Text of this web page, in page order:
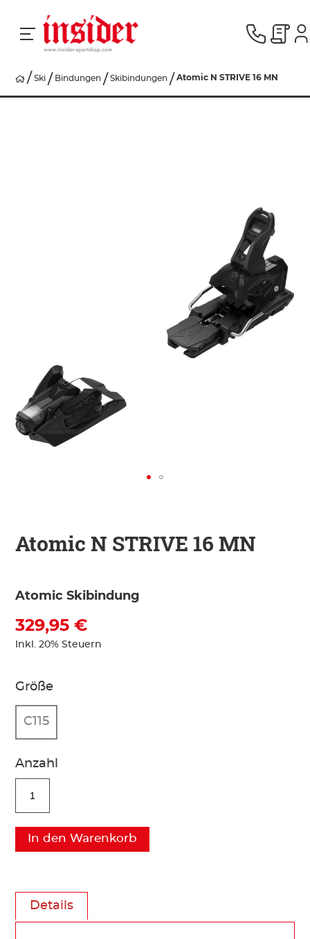
RACING
ZUBEHÖR
VERLEIH
Ski Bindungen Skibindungen Atomic N STRIVE 16 MN
Atomic N STRIVE 16 MN
Atomic Skibindung
329,95 €
Inkl. 20% Steuern
Größe
C115
Anzahl
In den Warenkorb
Details